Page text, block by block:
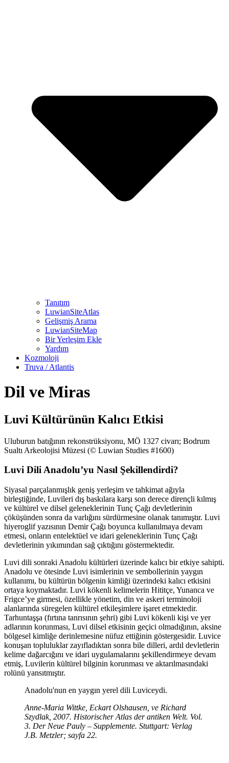
Tanıtım
LuwianSiteAtlas
Gelişmiş Arama
LuwianSiteMap
Bir Yerleşim Ekle
Yardım
Kozmoloji
Truva / Atlantis
Dil ve Miras
Luvi Kültürünün Kalıcı Etkisi
Uluburun batığının rekonstrüksiyonu, MÖ 1327 civarı; Bodrum
Sualtı Arkeolojisi Müzesi (© Luwian Studies #1600)
Luvi Dili Anadolu’yu Nasıl Şekillendirdi?
Siyasal parçalanmışlık geniş yerleşim ve tahkimat ağıyla
birleştiğinde, Luvileri dış baskılara karşı son derece dirençli kılmış
ve kültürel ve dilsel geleneklerinin Tunç Çağı devletlerinin
çöküşünden sonra da varlığını sürdürmesine olanak tanımıştır. Luvi
hiyeroglif yazısının Demir Çağı boyunca kullanılmaya devam
etmesi, onların entelektüel ve idari geleneklerinin Tunç Çağı
devletlerinin yıkımından sağ çıktığını göstermektedir.
Luvi dili sonraki Anadolu kültürleri üzerinde kalıcı bir etkiye sahipti.
Anadolu ve ötesinde Luvi isimlerinin ve sembollerinin yaygın
kullanımı, bu kültürün bölgenin kimliği üzerindeki kalıcı etkisini
ortaya koymaktadır. Luvi kökenli kelimelerin Hititçe, Yunanca ve
Frigce’ye girmesi, özellikle yönetim, din ve askeri terminoloji
alanlarında süregelen kültürel etkileşimlere işaret etmektedir.
Tarhuntaşşa (fırtına tanrısının şehri) gibi Luvi kökenli kişi ve yer
adlarının korunması, Luvi dilsel etkisinin geçici olmadığının, aksine
bölgesel kimliğe derinlemesine nüfuz ettiğinin göstergesidir. Luvice
konuşan topluluklar zayıfladıktan sonra bile dilleri, ardıl devletlerin
kelime dağarcığını ve idari uygulamalarını şekillendirmeye devam
etmiş, Luvilerin kültürel bilginin korunması ve aktarılmasındaki
rolünü yansıtmıştır.
Anadolu'nun en yaygın yerel dili Luviceydi.
Anne-Maria Wittke, Eckart Olshausen, ve Richard
Szydlak, 2007. Historischer Atlas der antiken Welt. Vol.
3. Der Neue Pauly – Supplemente. Stuttgart: Verlag
J.B. Metzler; sayfa 22.